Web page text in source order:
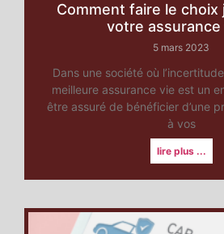
Comment faire le choix
votre assurance
5 mars 2023
Dans une société où
meilleure assurance vie est un
être assuré de bénéficier d’une
à vos
lire plus ...